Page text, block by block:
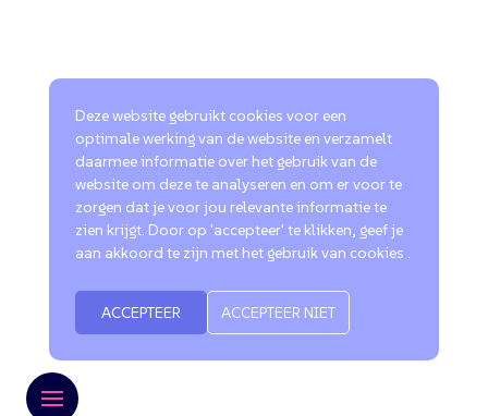
Deze website gebruikt cookies voor een
optimale werking van de website en verzamelt
daarmee informatie over het gebruik van de
website om deze te analyseren en om er voor te
zorgen dat je voor jou relevante informatie te
zien krijgt. Door op 'accepteer' te klikken, geef je
aan akkoord te zijn met het gebruik van cookies .
ACCEPTEER ACCEPTEER NIET